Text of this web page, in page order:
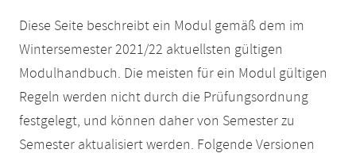
Diese Seite beschreibt ein Modul gemäß dem im
Wintersemester 2021/22 aktuellsten gültigen
Modulhandbuch. Die meisten für ein Modul gültigen
Regeln werden nicht durch die Prüfungsordnung
festgelegt, und können daher von Semester zu
Semester aktualisiert werden. Folgende Versionen